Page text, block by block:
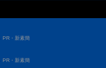
PR・新素簡
PR・新素簡